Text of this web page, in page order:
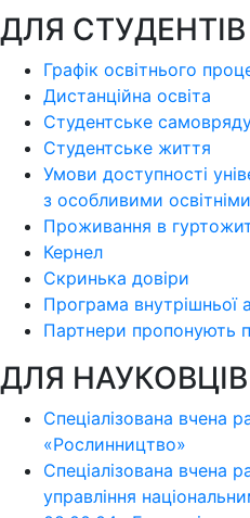
ДЛЯ СТУДЕНТІВ
Графік освітнього
Дистанційна освіта
Студентське
Студентське життя
Умови доступності
з особливими
Проживання в
Кернел
Скринька довіри
Програма внутрішньої
Партнери пропонують
ДЛЯ НАУКОВЦІВ
Спеціалізована вчена
«Рослинництво»
Спеціалізована вчена
управління